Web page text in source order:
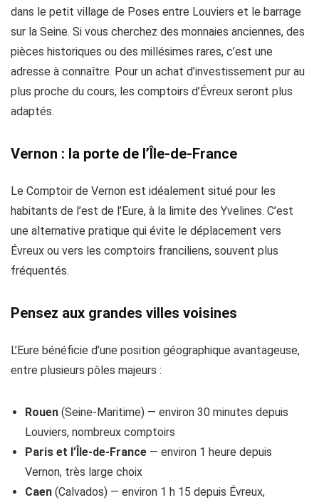
dans le petit village de Poses entre Louviers et le barrage
sur la Seine. Si vous cherchez des monnaies anciennes, des
pièces historiques ou des millésimes rares, c’est une
adresse à connaître. Pour un achat d’investissement pur au
plus proche du cours, les comptoirs d’Évreux seront plus
adaptés.
Vernon : la porte de l’Île-de-France
Le Comptoir de Vernon est idéalement situé pour les
habitants de l’est de l’Eure, à la limite des Yvelines. C’est
une alternative pratique qui évite le déplacement vers
Évreux ou vers les comptoirs franciliens, souvent plus
fréquentés.
Pensez aux grandes villes voisines
L’Eure bénéficie d’une position géographique avantageuse,
entre plusieurs pôles majeurs :
Rouen (Seine-Maritime) — environ 30 minutes depuis
Louviers, nombreux comptoirs
Paris et l’Île-de-France — environ 1 heure depuis
Vernon, très large choix
Caen (Calvados) — environ 1 h 15 depuis Évreux,